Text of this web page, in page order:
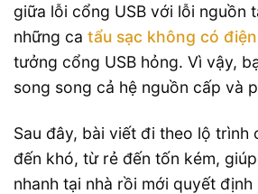
giữa lỗi cổng USB với lỗi nguồn
những ca tẩu sạc không có điện
tưởng cổng USB hỏng. Vì vậy,
song song cả hệ nguồn cấp và
Sau đây, bài viết đi theo lộ trình
đến khó, từ rẻ đến tốn kém,
nhanh tại nhà rồi mới quyết